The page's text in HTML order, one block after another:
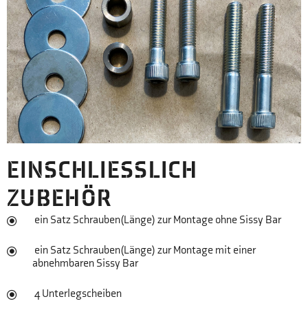
EINSCHLIESSLICH Z
UBEHÖR
ein Satz Schrauben(Länge) zur Montage ohne Sissy Bar
ein Satz Schrauben(Länge) zur Montage mit einer
abnehmbaren Sissy Bar
4 Unterlegscheiben